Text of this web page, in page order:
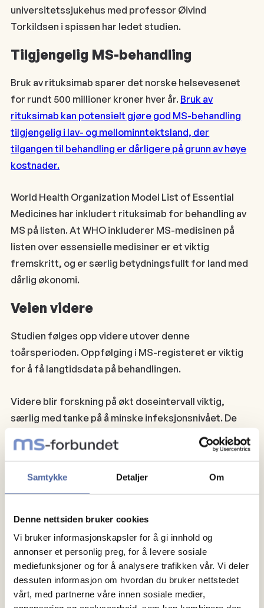
Samtykke Detaljer Om
Denne nettsiden bruker cookies
Vi bruker informasjonskapsler for å gi innhold og
annonser et personlig preg, for å levere sosiale
mediefunksjoner og for å analysere trafikken vår. Vi deler
dessuten informasjon om hvordan du bruker nettstedet
vårt, med partnerne våre innen sosiale medier,
universitetssjukehus med professor Øivind
Torkildsen i spissen har ledet studien.
Tilgjengelig MS-behandling
Bruk av rituksimab sparer det norske helsevesenet
for rundt 500 millioner kroner hver år. Bruk av
rituksimab kan potensielt gjøre god MS-behandling
tilgjengelig i lav- og mellominntektsland, der
tilgangen til behandling er dårligere på grunn av høye
kostnader.
World Health Organization Model List of Essential
Medicines har inkludert rituksimab for behandling av
MS på listen. At WHO inkluderer MS-medisinen på
listen over essensielle medisiner er et viktig
fremskritt, og er særlig betydningsfullt for land med
dårlig økonomi.
Veien videre
Studien følges opp videre utover denne
toårsperioden. Oppfølging i MS-registeret er viktig
for å få langtidsdata på behandlingen.
Videre blir forskning på økt doseintervall viktig,
særlig med tanke på å minske infeksjonsnivået. De
som har vært med i OVERLORD har fått tilbud om å
være med i en slik studie.
MS-forbundet gratulerer forskerne med
Aktuelt